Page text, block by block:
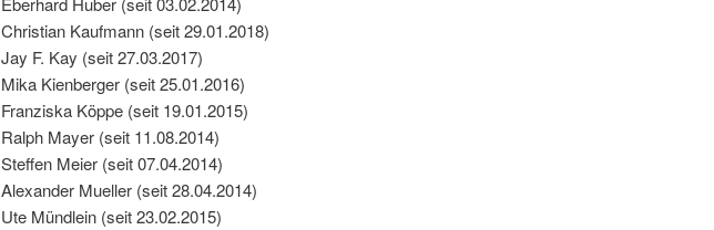
Christian Kaufmann (seit 29.01.2018)
Jay F. Kay (seit 27.03.2017)
Mika Kienberger (seit 25.01.2016)
Franziska Köppe (seit 19.01.2015)
Ralph Mayer (seit 11.08.2014)
Steffen Meier (seit 07.04.2014)
Alexander Mueller (seit 28.04.2014)
Ute Mündlein (seit 23.02.2015)